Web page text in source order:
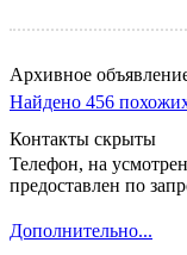
Архивное
Найдено 456
Контакты скрыты
Телефон, на
предоставлен по
Дополнительно...